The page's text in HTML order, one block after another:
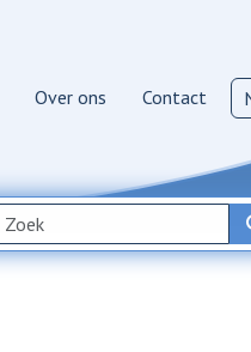
Over ons Contact